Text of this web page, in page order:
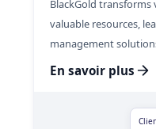
BlackGold
valuable resources,
management
En savoir plus